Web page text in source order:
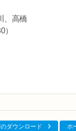
、高橋
ダウンロード ホ